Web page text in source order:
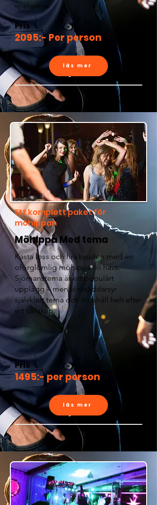
spelarena.
Pris
2095:- Per person
läs mer
Ett komplett paket för
möhippan
Möhippa Med tema
Kasta loss och fira bruden med en
oförglömlig möhippa till havs.
Sjömanstema är ett populärt
upplägg – men vi skräddarsyr
självklart tema och innehåll helt efter
ert sällskap.
Pris
1495:- per person
läs mer